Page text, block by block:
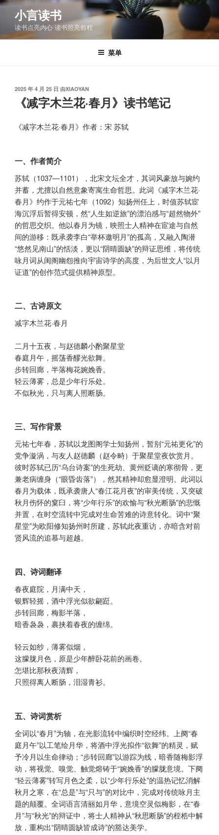
跳
容
小言读书
读书点亮内心 读书照亮前程
菜单
发
2025 年 4 月 25 日 由XIAOYAN
《减字木兰花·春月》读书笔记
《减字木兰花·春月》作者：宋 苏轼
一、作者简介
苏轼（1037—1101），北宋文坛全才，其词风豪放与婉约
并蓄，尤擅以自然意象寄寓生命哲思。此词《减字木兰花·
春月》约作于元祐七年（1092）知扬州任上，时值苏轼宦
海沉浮后暂得安顿，然“人生如逆旅”的漂泊感与“超然物外”
的哲思交织。他以春月为镜，映照士人精神在宦途与自然
间的游移：既承袭李白“举杯邀明月”的孤高，又融入陶潜
“悠然见南山”的恬淡，更以“阴晴圆缺”的辩证思维，将传统
咏月词从闺阁幽怨推向宇宙诗学的高度，为后世文人“以月
证道”的创作范式提供精神原型。
二、古诗原文
减字木兰花·春月
二月十五夜，与赵德麟小酌聚星堂
春庭月午，摇荡香醪光欲舞。
步转回廊，半落梅花婉娩香。
轻云薄雾，总是少年行乐处。
不似秋光，只与离人照断肠。
三、写作背景
元祐七年春，苏轼以龙图阁学士知扬州，暂别“元祐更化”的
党争漩涡，与友人赵德麟（赵令畤）于聚星堂夜饮赏月。
彼时苏轼已历“乌台诗案”的生死劫、黄州贬谪的寒彻骨，更
兼老病缠身（“眼昏齿落”），然其精神却愈显澄明。此词以
春月为载体，既承袭唐人“春江花月夜”的审美传统，又突破
秋月伤怀的窠臼，将“少年行乐”的欢愉与“秋光断肠”的悲慨
并置，在时空流转中完成对生命苦难的诗意转化。词中“聚
星堂”为欧阳修知扬州时所建，苏轼此夜重访，亦暗含对前
贤风流的追慕与超越。
四、诗词翻译
春夜庭院，月满中天，
银辉轻摇，酒中浮光似欲翩跹。
步转回廊，梅影半落，
暗香袅袅，裹挟着春夜的缠绵。
轻云如纱，薄雾似烟，
这朦胧月色，原是少年醉卧花前的画卷。
怎堪比那秋夜清辉，
只照得离人断肠，泪湿青衫。
五、诗词赏析
全词以“春月”为轴，在光影流转中编织时空经纬。上阕“春
庭月午”以工笔绘月华，将酒中浮光拟作“欲舞”的精灵，赋
予冷月以生命律动；“步转回廊”以游踪为线，暗香随梅影浮
动，将视觉、嗅觉、触觉熔铸于“婉娩香”的朦胧意境。下阕
“轻云薄雾”转写月色之柔，以“少年行乐处”的温热记忆消解
秋月之寒，在“总是”与“只与”的对比中，完成对传统咏月主
题的颠覆。全词语言清丽如月华，意境空灵似梅影，在“春
月”与“秋光”的辩证中，将士人精神从“秋思断肠”的桎梏中解
放，重构出“阴晴圆缺皆成诗”的豁达美学。